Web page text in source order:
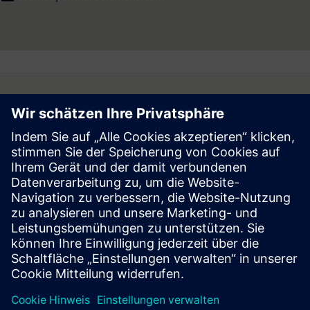
Follow
Press | Company | Siemens
© Siemens 1996 – 2026
Corporate Information
Privacy Notice
Cookie Notice